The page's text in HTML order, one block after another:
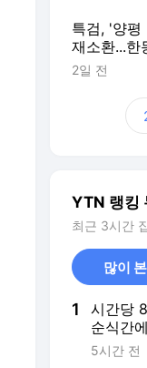
특검, '양평
재소환...한
보
2일 전
YTN 랭킹
최근 3시간
많이
1
시간당
순식간
안 피해
5시간 전